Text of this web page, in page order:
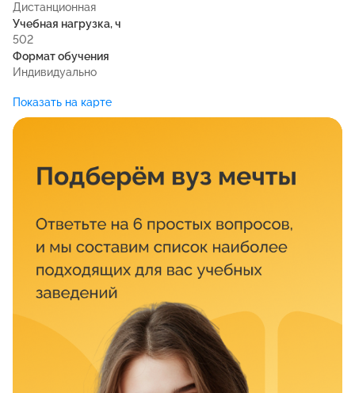
Дистанционная
Учебная нагрузка, ч
502
Формат обучения
Индивидуально
Показать на карте